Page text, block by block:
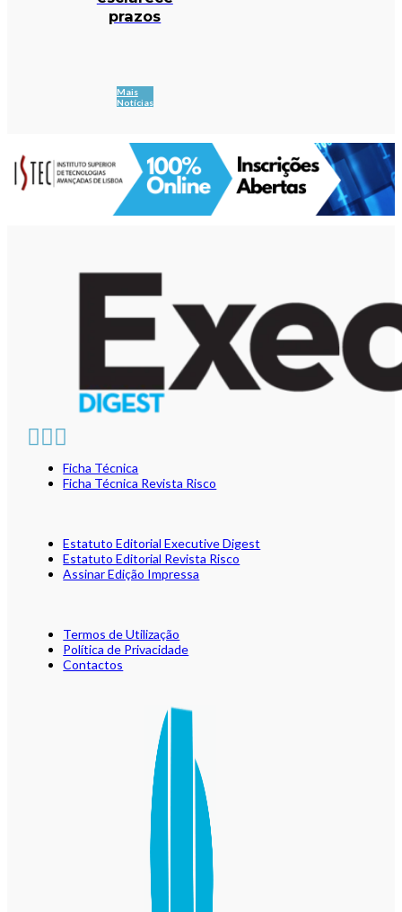
prazos
Mais
Notícias
Ficha Técnica
Ficha Técnica Revista Risco
Estatuto Editorial Executive Digest
Estatuto Editorial Revista Risco
Assinar Edição Impressa
Termos de Utilização
Política de Privacidade
Contactos